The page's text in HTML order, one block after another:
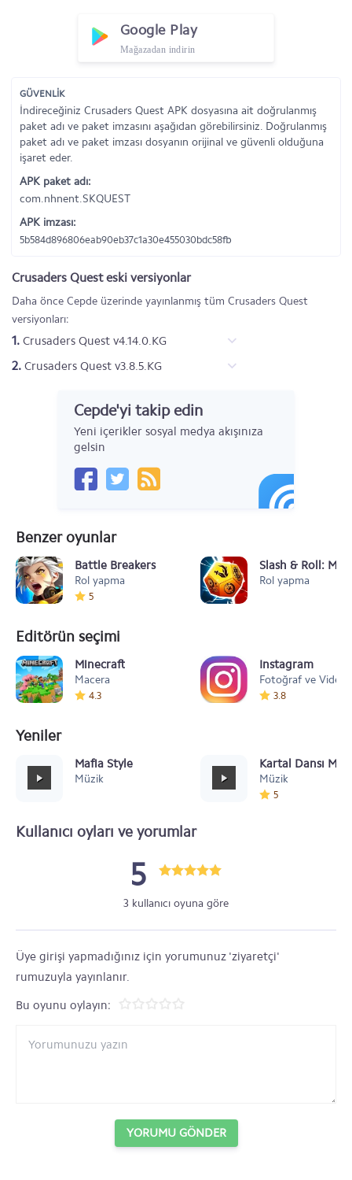
Google Play
Mağazadan indirin
GÜVENLİK
İndireceğiniz Crusaders Quest APK dosyasına ait doğrulanmış
paket adı ve paket imzasını aşağıdan görebilirsiniz. Doğrulanmış
paket adı ve paket imzası dosyanın orijinal ve güvenli olduğuna
işaret eder.
APK paket adı:
com.nhnent.SKQUEST
APK imzası:
5b584d896806eab90eb37c1a30e455030bdc58fb
Crusaders Quest eski versiyonlar
Daha önce Cepde üzerinde yayınlanmış tüm Crusaders Quest
versiyonları:
1. Crusaders Quest v4.14.0.KG
2. Crusaders Quest v3.8.5.KG
Cepde'yi takip edin
Yeni içerikler sosyal medya akışınıza
gelsin
Benzer oyunlar
Battle Breakers
Rol yapma
5
Slash & Roll:
Rol yapma
Editörün seçimi
Minecraft
Macera
4.3
Instagram
Fotoğraf ve Video
3.8
Yeniler
Mafia Style
Müzik
Kartal Dansı
Müzik
5
Kullanıcı oyları ve yorumlar
5
3 kullanıcı oyuna göre
Üye girişi yapmadığınız için yorumunuz 'ziyaretçi'
rumuzuyla yayınlanır.
Bu oyunu oylayın:
YORUMU GÖNDER